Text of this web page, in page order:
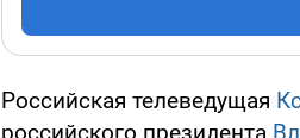
Российская телеведущая